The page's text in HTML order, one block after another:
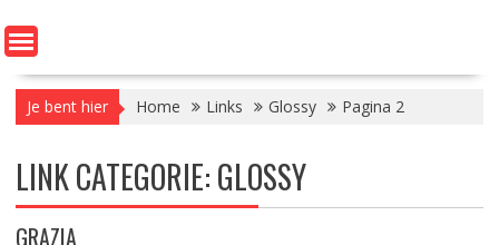
Je bent hier Home Links Glossy Pagina 2
LINK CATEGORIE:GLOSSY
GRAZIA